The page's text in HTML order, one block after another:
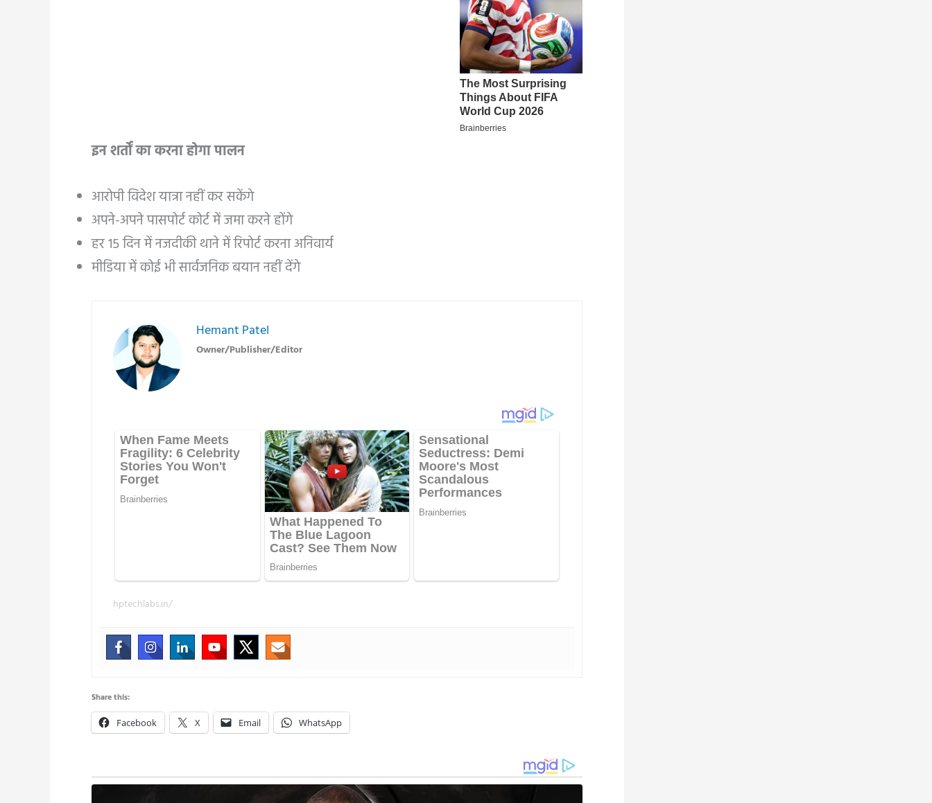
इन शर्तों का करना होगा पालन
आरोपी विदेश यात्रा नहीं कर सकेंगे
अपने-अपने पासपोर्ट कोर्ट में जमा करने होंगे
हर 15 दिन में नजदीकी थाने में रिपोर्ट करना अनिवार्य
मीडिया में कोई भी सार्वजनिक बयान नहीं देंगे
Hemant Patel
Owner/Publisher/Editor
hptechlabs.in/
Share this:
Facebook X Email WhatsApp